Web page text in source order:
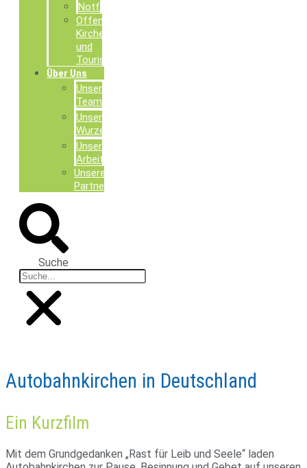
Notfallseelsorge
Offene
Kirchen
und
Tourismusseelsorge
Über Uns
Unser
Team
Unsere
Wurzeln
Unsere
Arbeit
Unsere
Partner
Suche
Autobahnkirchen in Deutschland
Ein Kurzfilm
Mit dem Grund­ge­danken „Rast für Leib und Seele“ laden